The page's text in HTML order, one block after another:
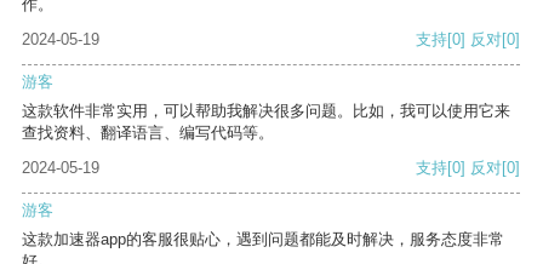
作。
2024-05-19
支持[0] 反对[0]
游客
这款软件非常实用，可以帮助我解决很多问题。比如，我可以使用它来
查找资料、翻译语言、编写代码等。
2024-05-19
支持[0] 反对[0]
游客
这款加速器app的客服很贴心，遇到问题都能及时解决，服务态度非常